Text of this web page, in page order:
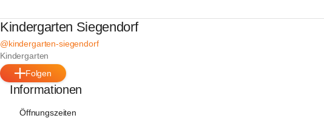
Kindergarten Siegendorf
@kindergarten-siegendorf
Kindergarten
Folgen
Informationen
Öffnungszeiten